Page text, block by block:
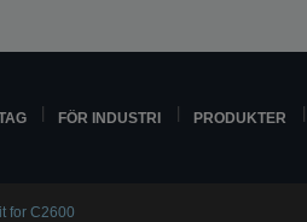
FÖR INDUSTRI PRODUKTER
for C2600